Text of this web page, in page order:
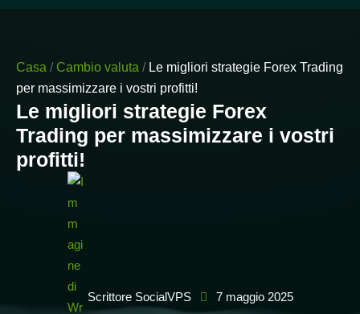
Casa / Cambio valuta /Le migliori strategie Forex Trading
per massimizzare i vostri profitti!
Le migliori strategie Forex
Trading per massimizzare i vostri
profitti!
Scrittore SocialVPS 7 maggio 2025